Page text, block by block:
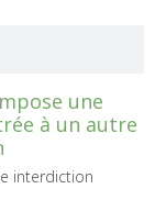
une
à un autre
interdiction